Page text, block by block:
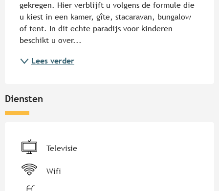
gekregen. Hier verblijft u volgens de formule die
u kiest in een kamer, gîte, stacaravan, bungalow
of tent. In dit echte paradijs voor kinderen
beschikt u over...
Lees verder
Diensten
Televisie
Wifi